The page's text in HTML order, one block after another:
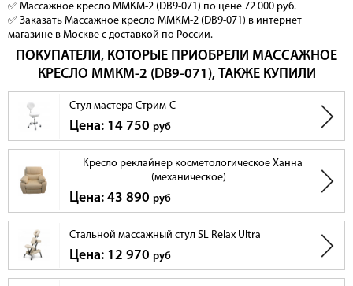
✅ Массажное кресло ММКМ-2 (DB9-071) по цене 72 000 руб.
✅ Заказать Массажное кресло ММКМ-2 (DB9-071) в интернет
магазине в Москве с доставкой по России.
ПОКУПАТЕЛИ, КОТОРЫЕ ПРИОБРЕЛИ МАССАЖНОЕ
КРЕСЛО ММКМ-2 (DB9-071), ТАКЖЕ КУПИЛИ
Стул мастера Стрим-С
Цена: 14 750 руб
Кресло реклайнер косметологическое Ханна
(механическое)
Цена: 43 890 руб
Стальной массажный стул SL Relax Ultra
Цена: 12 970 руб